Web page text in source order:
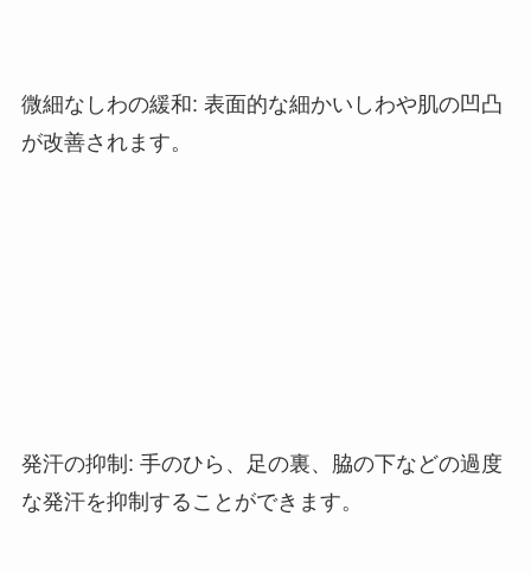
微細なしわの緩和: 表面的な細かいしわや肌の凹凸
が改善されます。
発汗の抑制 : 手のひら、足の裏、脇の下などの過度
な発汗を抑制することができます。